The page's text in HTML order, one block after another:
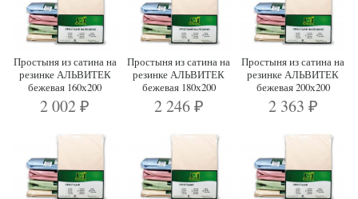
Простыня из сатина на
резинке АЛЬВИТЕК
бежевая 160х200
2 002₽
Простыня из сатина на
резинке АЛЬВИТЕК
бежевая 180х200
2 246 ₽
Простыня из сатина на
резинке АЛЬВИТЕК
бежевая 200х200
2 363 ₽